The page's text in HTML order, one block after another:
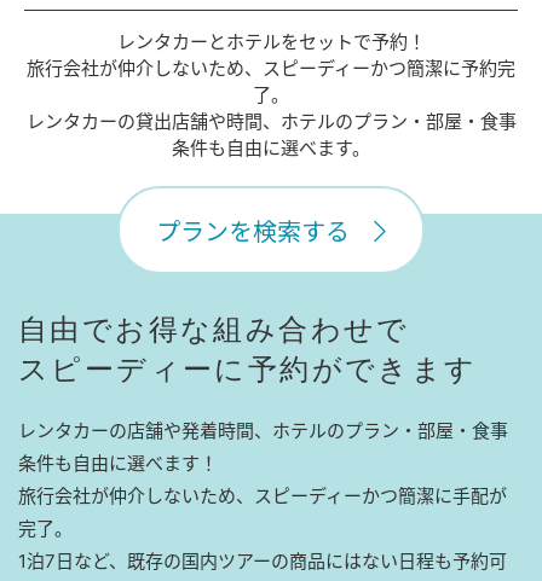
レンタカーとホテルをセットで予約！
旅行会社が仲介しないため、
スピーディーかつ簡潔に予約完
了。
レンタカーの貸出店舗や時間、 ホテルのプラン・部屋・食事
条件も自由に選べます。
プランを検索する
自由でお得な組み合わせで
スピーディーに予約ができます
レンタカーの店舗や発着時間、ホテルのプラン・部屋・食事
条件も自由に選べます！
旅行会社が仲介しないため、スピーディーかつ簡潔に手配が
完了。
1泊7日など、既存の国内ツアーの商品にはない日程も予約可